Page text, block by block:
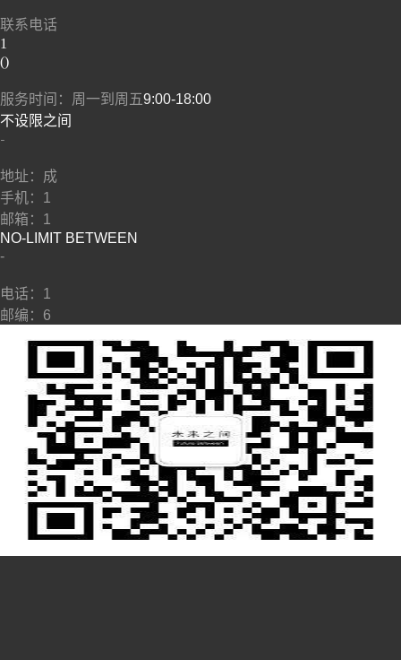
联系电话
1
()
服务时间：周一到周五9:00-18:00
​不设限之间
​-
地址：成
手机：1
邮箱：1
NO-LIMIT BETWEEN
​-
​​电话：1
邮编：6